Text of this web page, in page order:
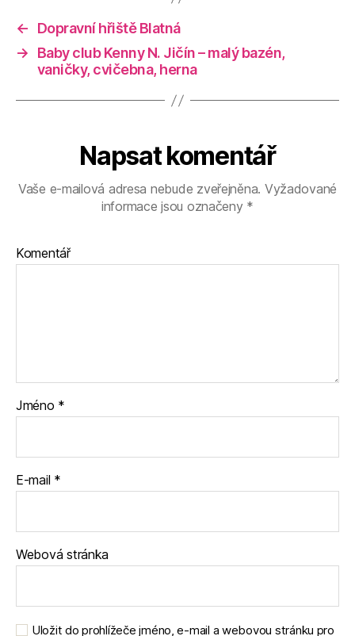
←
Dopravní hřiště Blatná
→
Baby club Kenny N. Jičín – malý bazén,
vaničky, cvičebna, herna
Napsat komentář
Vaše e-mailová adresa nebude zveřejněna. Vyžadované
informace jsou označeny *
Komentář
Jméno *
E-mail *
Webová stránka
Uložit do prohlížeče jméno, e-mail a webovou stránku pro